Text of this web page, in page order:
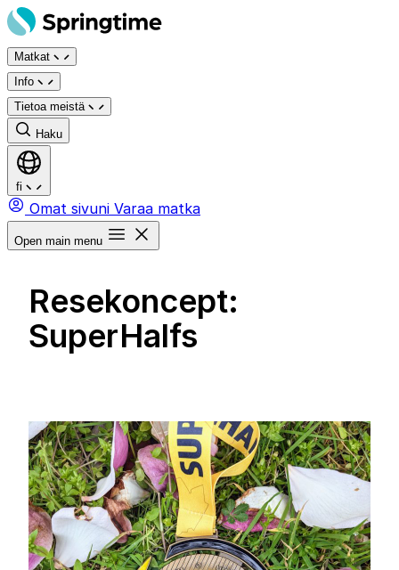
Siirry
sisältöön
Matkat
Info
Tietoa meistä
Haku
fi
Omat sivuni Varaa matka
Open main menu
Resekoncept:
SuperHalfs